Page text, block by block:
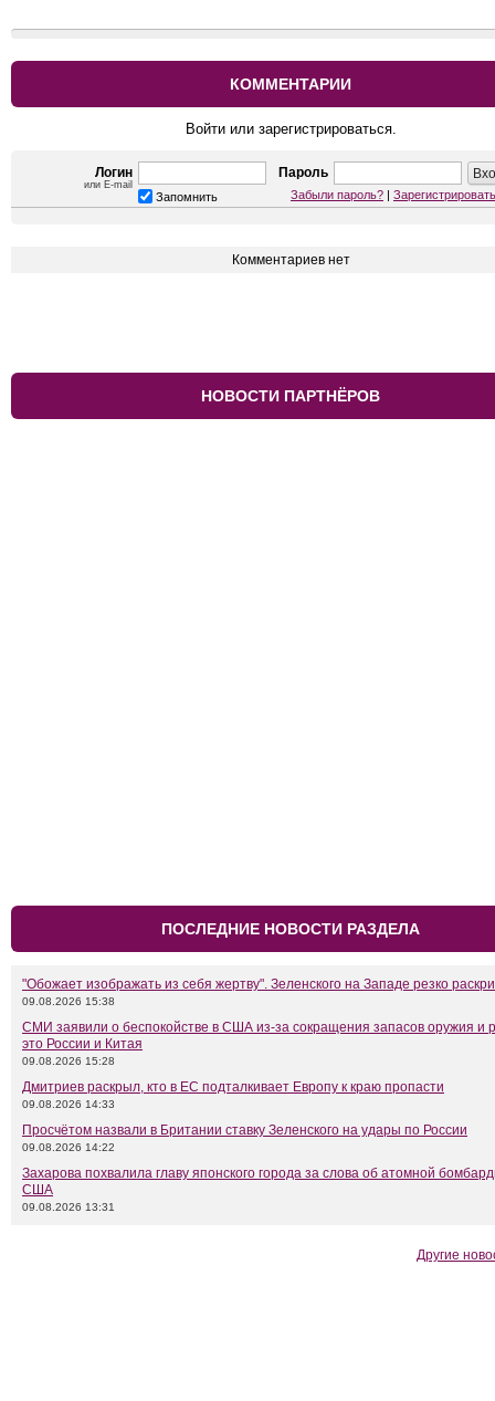
КОММЕНТАРИИ
Войти или зарегистрироваться.
Логин
или E-mail
Пароль
Запомнить Забыли пароль? |
Комментариев нет
НОВОСТИ ПАРТНЁРОВ
ПОСЛЕДНИЕ НОВОСТИ РАЗДЕЛА
"Обожает изображать из себя жертву". Зеленского на Западе резко
09.08.2026 15:38
СМИ заявили о беспокойстве в США из-за сокращения запасов оружия и
это России и Китая
09.08.2026 15:28
Дмитриев раскрыл, кто в ЕС подталкивает Европу к краю пропасти
09.08.2026 14:33
Просчётом назвали в Британии ставку Зеленского на удары по России
09.08.2026 14:22
Захарова похвалила главу японского города за слова об атомной
США
09.08.2026 13:31
Другие